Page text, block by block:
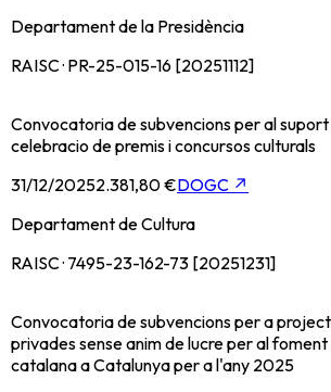
Departament de la Presidència
RAISC · PR-25-015-16 [20251112]
Convocatoria de subvencions per al
celebracio de premis i concursos culturals
31/12/20252.381,80 €DOGC ↗
Departament de Cultura
RAISC · 7495-23-162-73 [20251231]
Convocatoria de subvencions per a
privades sense anim de lucre per al
catalana a Catalunya per a l'any 2025